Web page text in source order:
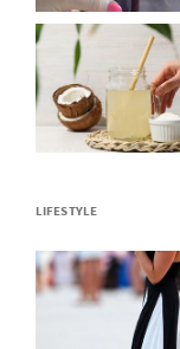
LIFESTYLE